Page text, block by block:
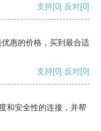
支持[0] 反对[0]
惠的价格，买到最合适
支持[0] 反对[0]
和安全性的连接，并帮